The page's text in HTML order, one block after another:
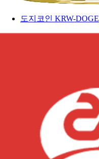
도지코인 KRW-DOGE